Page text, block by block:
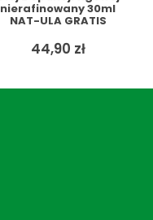
nierafinowany 50ml
BIOLEEV + GRATIS
17,99 zł